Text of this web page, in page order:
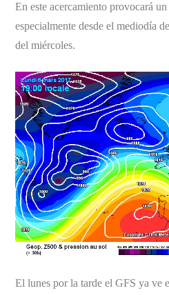
En este acercamiento provocará
especialmente desde el mediodía
del miércoles.
El lunes por la tarde el GFS ya ve